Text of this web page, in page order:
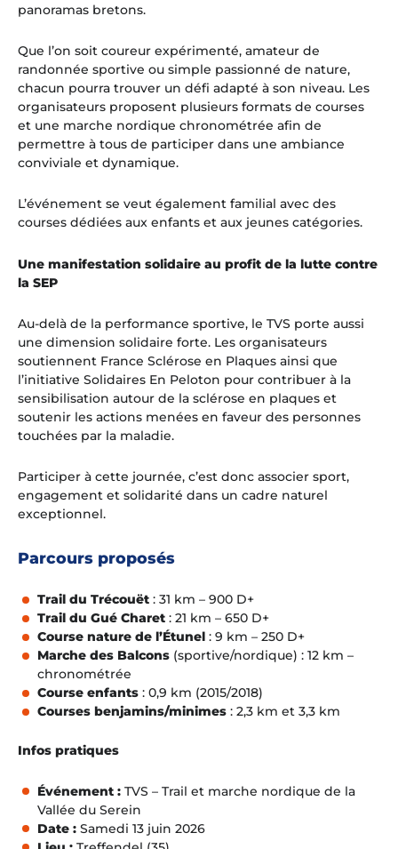
panoramas bretons.
Que l’on soit coureur expérimenté, amateur de
randonnée sportive ou simple passionné de nature,
chacun pourra trouver un défi adapté à son niveau. Les
organisateurs proposent plusieurs formats de courses
et une marche nordique chronométrée afin de
permettre à tous de participer dans une ambiance
conviviale et dynamique.
L’événement se veut également familial avec des
courses dédiées aux enfants et aux jeunes catégories.
Une manifestation solidaire au profit de la lutte contre
la SEP
Au-delà de la performance sportive, le TVS porte aussi
une dimension solidaire forte. Les organisateurs
soutiennent France Sclérose en Plaques ainsi que
l’initiative Solidaires En Peloton pour contribuer à la
sensibilisation autour de la sclérose en plaques et
soutenir les actions menées en faveur des personnes
touchées par la maladie.
Participer à cette journée, c’est donc associer sport,
engagement et solidarité dans un cadre naturel
exceptionnel.
Parcours proposés
Trail du Trécouët : 31 km – 900 D+
Trail du Gué Charet : 21 km – 650 D+
Course nature de l’Étunel : 9 km – 250 D+
Marche des Balcons (sportive/nordique) : 12 km –
chronométrée
Course enfants : 0,9 km (2015/2018)
Courses benjamins/minimes : 2,3 km et 3,3 km
Infos pratiques
Événement : TVS – Trail et marche nordique de la
Vallée du Serein
Date : Samedi 13 juin 2026